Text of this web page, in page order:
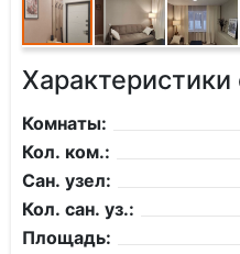
Характеристики
Комнаты:
Кол. ком.:
Сан. узел:
Кол. сан. уз.:
Площадь: